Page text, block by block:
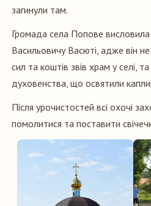
загинули там.
Громада села Попове
Васильовичу Васюті, адже він
сил та коштів звів храм у селі,
духовенства, що освятили
Після урочистостей всі охочі
помолитися та поставити